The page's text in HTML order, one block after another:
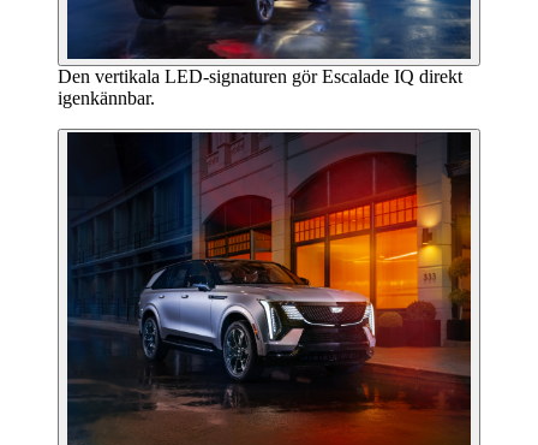
Den vertikala LED-signaturen gör Escalade IQ direkt
igenkännbar.